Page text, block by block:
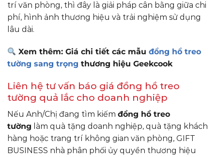
trí văn phòng, thì đây là giải pháp cân bằng giữa chi
phí, hình ảnh thương hiệu và trải nghiệm sử dụng
lâu dài.
Xem thêm: Giá chi tiết các mẫuđồng hồ treo
tường sang trọng thương hiệu Geekcook
Liên hệ tư vấn báo giá đồng hồ treo
tường quả lắc cho doanh nghiệp
Nếu Anh/Chị đang tìm kiếm đồng hồ treo
tường làm quà tặng doanh nghiệp, quà tặng khách
hàng hoặc trang trí không gian văn phòng, GIFT
BUSINESS nhà phân phối ủy quyền thương hiệu